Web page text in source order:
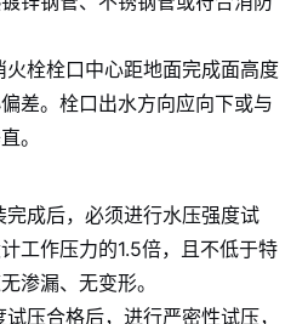
火栓栓口中心距地面完成面高度
差。栓口出水方向应向下或与
。
完成后，必须进行水压强度试
工作压力的1.5倍，且不低于特
渗漏、无变形。
试压合格后，进行严密性试压，